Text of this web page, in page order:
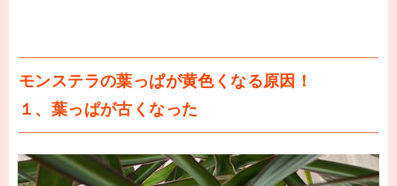
モンステラの葉っぱが黄色くなる原因！
１、葉っぱが古くなった